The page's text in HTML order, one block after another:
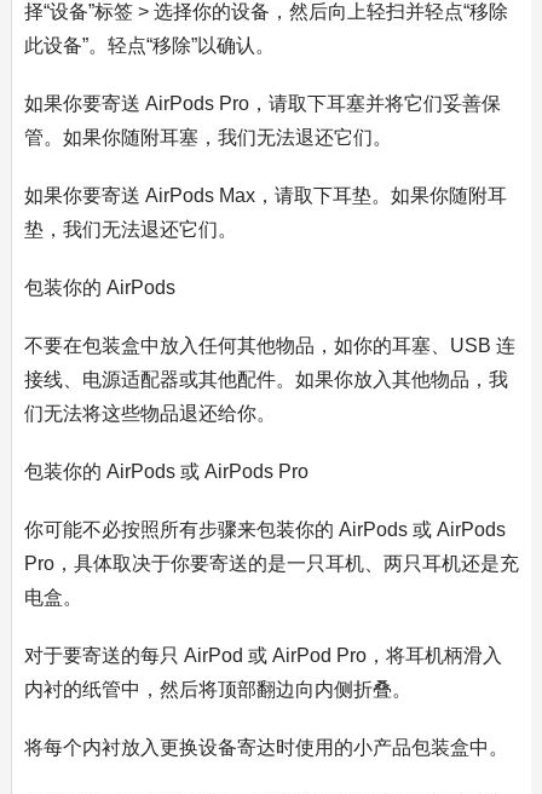
择“设备”标签 > 选择你的设备，然后向上轻扫并轻点“移除
此设备”。轻点“移除”以确认。
如果你要寄送 AirPods Pro，请取下耳塞并将它们妥善保
管。如果你随附耳塞，我们无法退还它们。
如果你要寄送 AirPods Max，请取下耳垫。如果你随附耳
垫，我们无法退还它们。
包装你的 AirPods
不要在包装盒中放入任何其他物品，如你的耳塞、USB 连
接线、电源适配器或其他配件。如果你放入其他物品，我
们无法将这些物品退还给你。
包装你的 AirPods 或 AirPods Pro
你可能不必按照所有步骤来包装你的 AirPods 或 AirPods
Pro，具体取决于你要寄送的是一只耳机、两只耳机还是充
电盒。
对于要寄送的每只 AirPod 或 AirPod Pro，将耳机柄滑入
内衬的纸管中，然后将顶部翻边向内侧折叠。
将每个内衬放入更换设备寄达时使用的小产品包装盒中。